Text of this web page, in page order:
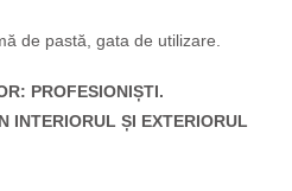
de pastă, gata de utilizare.
PROFESIONIȘTI.
INTERIORUL ȘI EXTERIORUL